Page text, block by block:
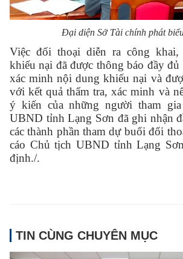
Đại diện Sở Tài chính phát
Việc đối thoại diễn ra công khai,
khiếu nại đã được thông báo đầy đủ
xác minh nội dung khiếu nại và
với kết quả thẩm tra, xác minh và
ý kiến của những người tham
UBND tỉnh Lạng Sơn đã ghi nhận
các thành phần tham dự buổi đối
cáo Chủ tịch UBND tỉnh Lạng
định./.
TIN CÙNG CHUYÊN MỤC